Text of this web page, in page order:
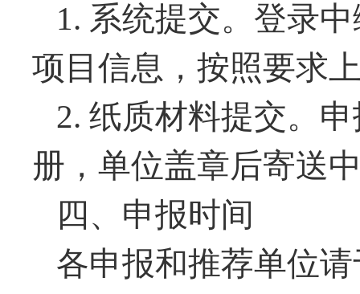
1. 系统提交。登录
项目信息，按照要求
2. 纸质材料提交。
册，单位盖章后寄送
四、申报时间
各申报和推荐单位